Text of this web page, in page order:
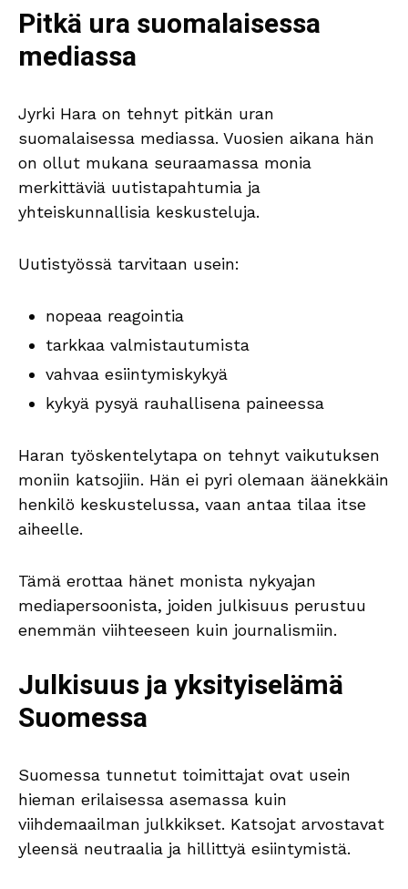
Pitkä ura suomalaisessa
mediassa
Jyrki Hara on tehnyt pitkän uran
suomalaisessa mediassa. Vuosien aikana hän
on ollut mukana seuraamassa monia
merkittäviä uutistapahtumia ja
yhteiskunnallisia keskusteluja.
Uutistyössä tarvitaan usein:
nopeaa reagointia
tarkkaa valmistautumista
vahvaa esiintymiskykyä
kykyä pysyä rauhallisena paineessa
Haran työskentelytapa on tehnyt vaikutuksen
moniin katsojiin. Hän ei pyri olemaan äänekkäin
henkilö keskustelussa, vaan antaa tilaa itse
aiheelle.
Tämä erottaa hänet monista nykyajan
mediapersoonista, joiden julkisuus perustuu
enemmän viihteeseen kuin journalismiin.
Julkisuus ja yksityiselämä
Suomessa
Suomessa tunnetut toimittajat ovat usein
hieman erilaisessa asemassa kuin
viihdemaailman julkkikset. Katsojat arvostavat
yleensä neutraalia ja hillittyä esiintymistä.